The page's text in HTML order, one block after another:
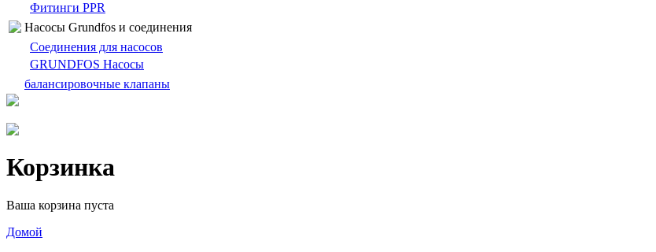
Фитинги PPR
Насосы Grundfos и соединения
Cоединения для насосов
GRUNDFOS Насосы
балансировочныe клапаны
Корзинка
Ваша корзина пуста
Домой